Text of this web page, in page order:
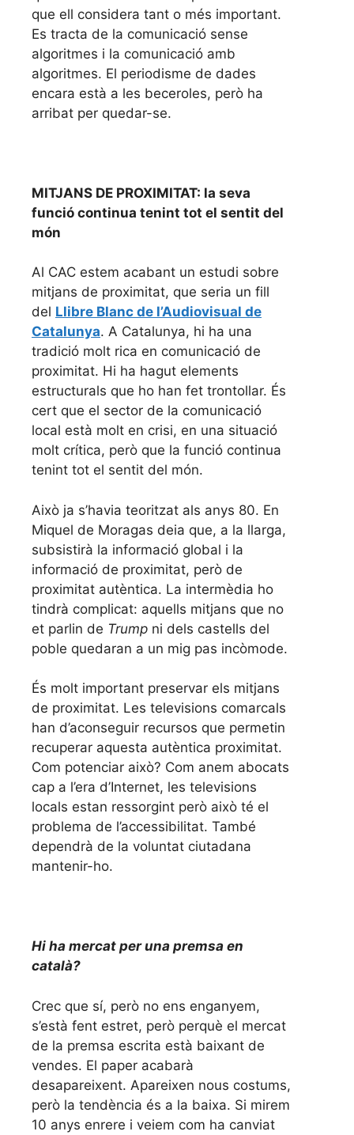
que ell considera tant o més important.
Es tracta de la comunicació sense
algoritmes i la comunicació amb
algoritmes. El periodisme de dades
encara està a les beceroles, però ha
arribat per quedar-se.
MITJANS DE PROXIMITAT: la seva
funció continua tenint tot el sentit del
món
Al CAC estem acabant un estudi sobre
mitjans de proximitat, que seria un fill
del Llibre Blanc de l’Audiovisual de
Catalunya. A Catalunya, hi ha una
tradició molt rica en comunicació de
proximitat. Hi ha hagut elements
estructurals que ho han fet trontollar. És
cert que el sector de la comunicació
local està molt en crisi, en una situació
molt crítica, però que la funció continua
tenint tot el sentit del món.
Això ja s’havia teoritzat als anys 80. En
Miquel de Moragas deia que, a la llarga,
subsistirà la informació global i la
informació de proximitat, però de
proximitat autèntica. La intermèdia ho
tindrà complicat: aquells mitjans que no
et parlin de Trump ni dels castells del
poble quedaran a un mig pas incòmode.
És molt important preservar els mitjans
de proximitat. Les televisions comarcals
han d’aconseguir recursos que permetin
recuperar aquesta autèntica proximitat.
Com potenciar això? Com anem abocats
cap a l’era d’Internet, les televisions
locals estan ressorgint però això té el
problema de l’accessibilitat. També
dependrà de la voluntat ciutadana
mantenir-ho.
Hi ha mercat per una premsa en
català?
Crec que sí, però no ens enganyem,
s’està fent estret, però perquè el mercat
de la premsa escrita està baixant de
vendes. El paper acabarà
desapareixent. Apareixen nous costums,
però la tendència és a la baixa. Si mirem
10 anys enrere i veiem com ha canviat